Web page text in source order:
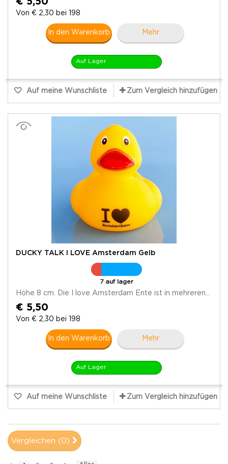
Von € 2,30 bei 198
In den Warenkorb Mehr
Auf Lager
Auf meine Wunschliste Zum Vergleich hinzufügen
DUCKY TALK I LOVE Amsterdam Gelb
7 auf lager
Höhe 8 cm. Die I love Amsterdam Ente ist in mehreren...
€ 5,50
Von € 2,30 bei 198
In den Warenkorb Mehr
Auf Lager
Auf meine Wunschliste Zum Vergleich hinzufügen
Vergleichen (0)